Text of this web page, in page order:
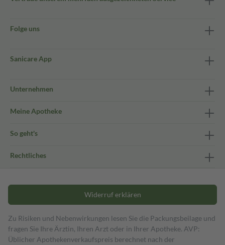
Folge uns
Sanicare App
Unternehmen
Meine Apotheke
So geht's
Rechtliches
Widerruf erklären
Zu Risiken und Nebenwirkungen lesen Sie die Packungsbeilage und
fragen Sie Ihre Ärztin, Ihren Arzt oder in Ihrer Apotheke. AVP:
Üblicher Apothekenverkaufspreis berechnet nach der